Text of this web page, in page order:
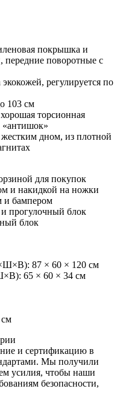
покрышка и
передние поворотные с
регулируется по
103 см
торсионная
«антишок»
дном, из плотной
для покупок
и накидкой на ножки
и бампером
прогулочный блок
блок
87 × 60 × 120 см
65 × 60 × 34 см
см
и сертификацию в
Мы получили
усилия, чтобы наши
безопасности,